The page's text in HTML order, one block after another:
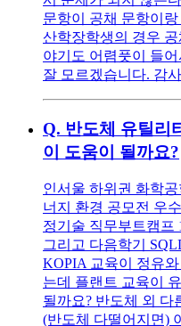
문항이 공채 문항이
산학장학생의 경우 공
야기도 어렴풋이 들
잘 모르겠습니다. 감
Q. 반도체 유틸리
이 도움이 될까요?
인서울 하위권 화학공
너지 환경 공모전 우
정기술 직무부트캠프
그리고 다음학기
KOPIA 교육이 정유
는데 플랜트 교육이
될까요? 반도체 외
(반도체 다떨어지면)